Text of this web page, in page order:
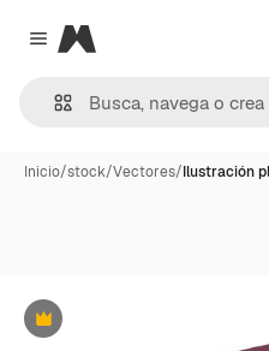
Close menu
Magnific
Inicio/stock/Vectores/Ilustración
Premium